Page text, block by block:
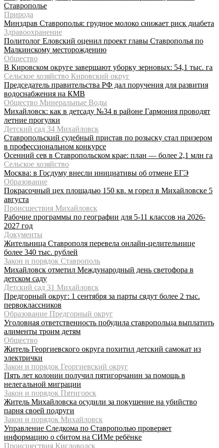
Ставрополье
Природа
Минздрав Ставрополья: грудное молоко снижает риск диабета
Здравоохранение
Политолог Еловский оценил проект главы Ставрополья по
Малкинскому месторождению
Общество
В Кировском округе завершают уборку зерновых: 54,1 тыс. га
Сельское хозяйство Кировский округ
Председатель правительства РФ дал поручения для развития
водоснабжения на КМВ
Общество Минеральные Воды
Михайловск: как в детсаду №34 в районе Гармония проводят
летние прогулки
Детский сад 34 Михайловск
Ставропольский судебный пристав по розыску стал призером
в профессиональном конкурсе
Осенний сев в Ставропольском крае: план — более 2,1 млн га
Сельское хозяйство
Москва: в Госдуму внесли инициативы об отмене ЕГЭ
Образование
Покрасочный цех площадью 150 кв. м горел в Михайловске 5
августа
Происшествия Михайловск
Рабочие программы по географии для 5-11 классов на 2026-
2027 год
Документы
Жительница Ставрополя перевела онлайн-целительнице
более 340 тыс. рублей
Закон и порядок Ставрополь
Михайловск отметил Международный день светофора в
детском саду
Детский сад 31 Михайловск
Предгорный округ: 1 сентября за парты сядут более 2 тыс.
первоклассников
Образование Предгорный округ
Уголовная ответственность побудила ставропольца выплатить
алименты троим детям
Общество
Житель Георгиевского округа похитил детский самокат из
электрички
Закон и порядок Георгиевский округ
Пять лет колонии получил пятигорчанин за помощь в
нелегальной миграции
Закон и порядок Пятигорск
Житель Михайловска осудили за покушение на убийство
парня своей подруги
Закон и порядок Михайловск
Управление Следкома по Ставрополью проверяет
информацию о сбитом на СИМе ребёнке
Происшествия Кисловодск